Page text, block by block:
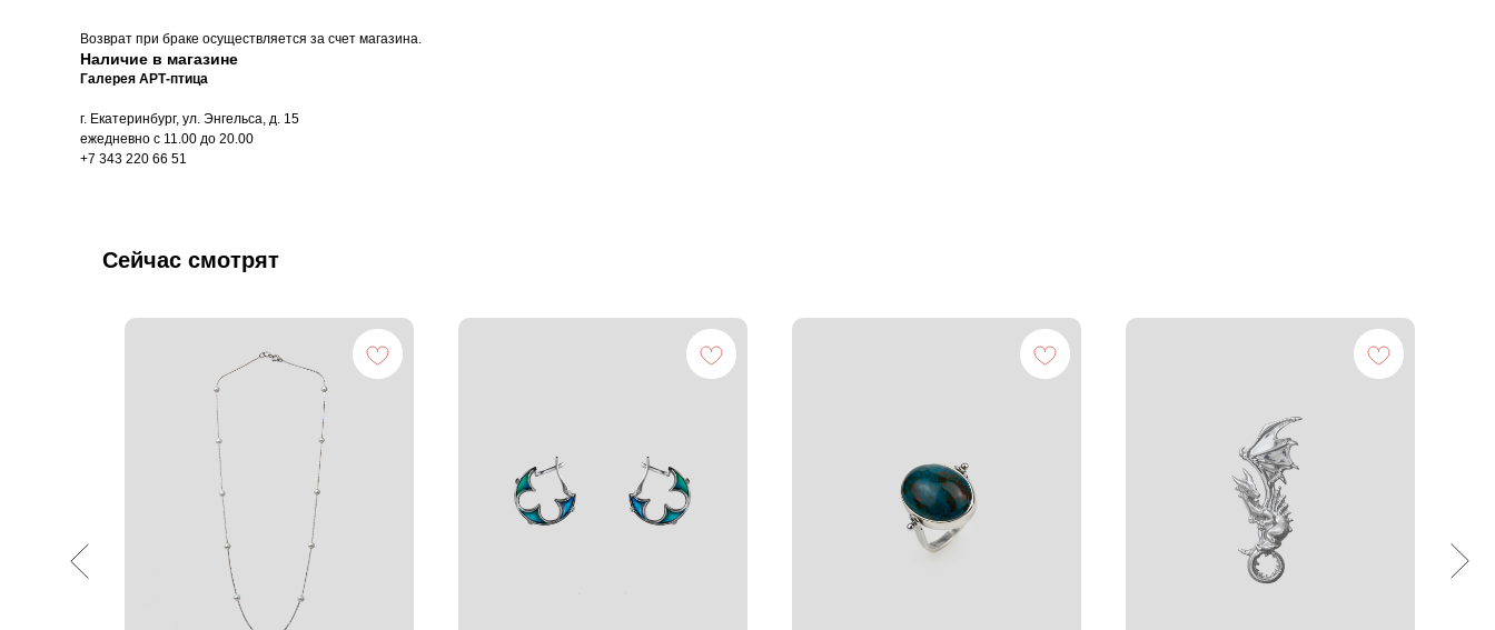
Возврат при браке осуществляется за счет магазина.
Наличие в магазине
Галерея АРТ-птица
г. Екатеринбург, ул. Энгельса, д. 15
ежедневно с 11.00 до 20.00
+7 343 220 66 51
Сейчас смотрят